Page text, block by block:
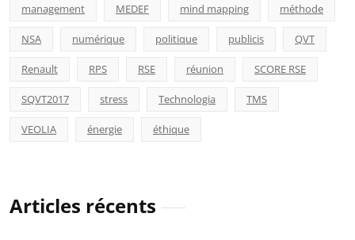
management MEDEF mind mapping méthode
NSA numérique politique publicis QVT
Renault RPS RSE réunion SCORE RSE
SQVT2017 stress Technologia TMS
VEOLIA énergie éthique
Articles récents